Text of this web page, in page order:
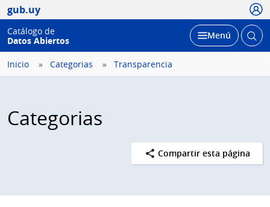
gub.uy
Catálogo de
Datos Abiertos
Desplegar
Menú Abrir
Inicio Categorias Transparencia
Categorias
Compartir esta página